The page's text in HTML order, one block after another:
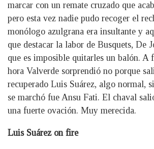
marcar con un remate cruzado que
pero esta vez nadie pudo recoger el
monólogo azulgrana era insultante y
que destacar la labor de Busquets, De
que es imposible quitarles un balón. A
hora Valverde sorprendió no porque
recuperado Luis Suárez, algo normal,
se marchó fue Ansu Fati. El chaval
una fuerte ovación. Muy merecida.
Luis Suárez on fire